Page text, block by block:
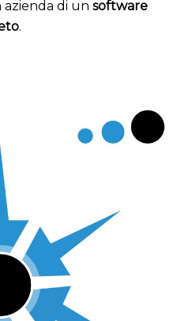
azienda di un software
.